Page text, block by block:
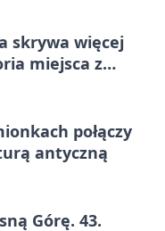
skrywa więcej
miejsca z
połączy
antyczną
Górę. 43.